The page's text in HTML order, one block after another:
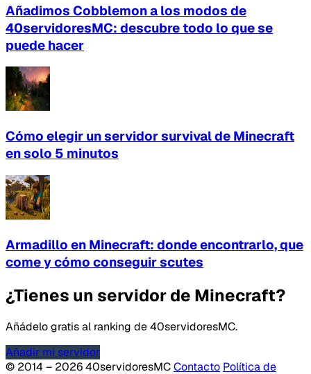
Añadimos Cobblemon a los modos de
40servidoresMC: descubre todo lo que se
puede hacer
Cómo elegir un servidor survival de Minecraft
en solo 5 minutos
Armadillo en Minecraft: donde encontrarlo, que
come y cómo conseguir scutes
¿Tienes un servidor de Minecraft?
Añádelo gratis al ranking de 40servidoresMC.
Añadir mi servidor
© 2014 – 2026 40servidoresMCContacto Política de